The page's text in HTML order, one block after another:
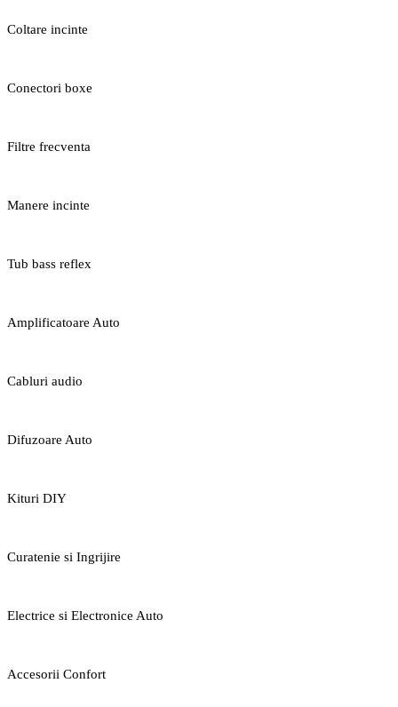
Coltare incinte
Conectori boxe
Filtre frecventa
Manere incinte
Tub bass reflex
Amplificatoare Auto
Cabluri audio
Difuzoare Auto
Kituri DIY
Curatenie si Ingrijire
Electrice si Electronice Auto
Accesorii Confort